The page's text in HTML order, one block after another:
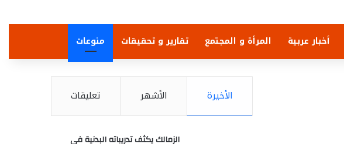
أخبار عربية المرأة و المجتمع تقارير و تحقيقات منوعات
الأخيرة الأشهر تعليقات
الزمالك يكثف تدريباته البدنية في